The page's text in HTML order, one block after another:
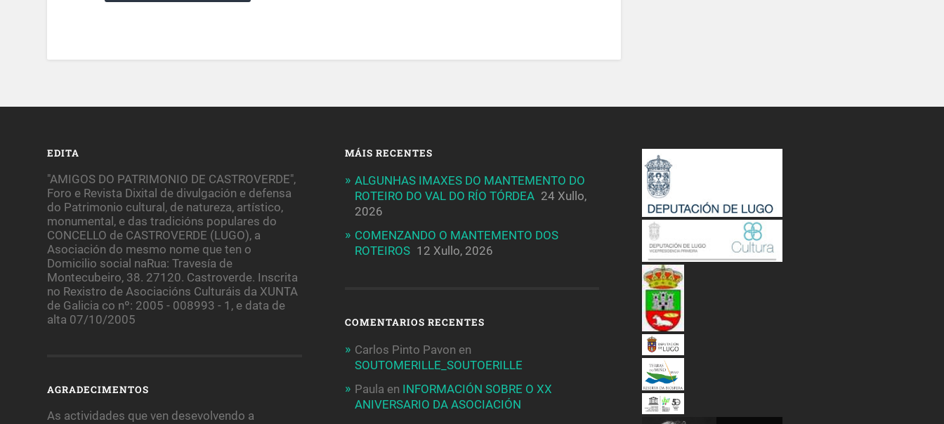
EDITA
"AMIGOS DO PATRIMONIO DE CASTROVERDE",
Foro e Revista Dixital de divulgación e defensa
do Patrimonio cultural, de natureza, artístico,
monumental, e das tradicións populares do
CONCELLO de CASTROVERDE (LUGO), a
Asociación do mesmo nome que ten o
Domicilio social naRua: Travesía de
Montecubeiro, 38. 27120. Castroverde. Inscrita
no Rexistro de Asociacións Culturáis da XUNTA
de Galicia co nº: 2005 - 008993 - 1, e data de
alta 07/10/2005
AGRADECIMENTOS
As actividades que ven desevolvendo a
MÁIS RECENTES
ALGUNHAS IMAXES DO MANTEMENTO DO
ROTEIRO DO VAL DO RÍO TÓRDEA 24 Xullo,
2026
COMENZANDO O MANTEMENTO DOS
ROTEIROS 12 Xullo, 2026
COMENTARIOS RECENTES
Carlos Pinto Pavon en
SOUTOMERILLE_SOUTOERILLE
Paula en INFORMACIÓN SOBRE O XX
ANIVERSARIO DA ASOCIACIÓN